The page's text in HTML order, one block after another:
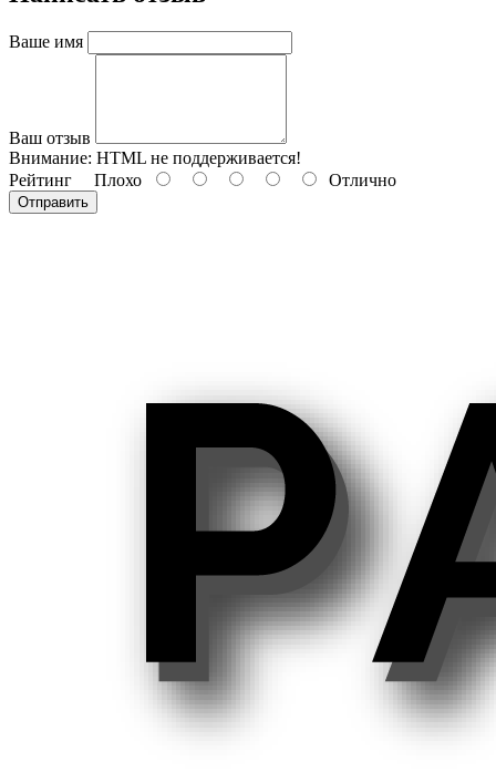
Ваше имя
Ваш отзыв
Внимание: HTML не поддерживается!
Рейтинг Плохо Отлично
Отправить